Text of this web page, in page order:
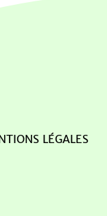
LÉGALES